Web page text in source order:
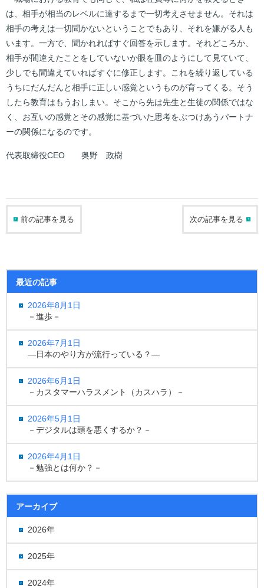
は、相手が相当のレベルに達するまで一切考えさせません。それは
相手の考えは一切聞かないということでもあり、それを嫌がる人も
います。一方で、聞かれればすぐ回答を示します。それどころか、
相手が間違えたことをしていないか眼を皿のようにして見ていて、
少しでも間違えていればすぐに修正します。これを繰り返している
うちにだんだんと相手に正しい感覚というものが育ってくる。そう
したら教育はもうおしまい。そこから先は先生と生徒の関係ではな
く、お互いの感覚とその感覚に基づいた思考をぶつけあうパートナ
ーの関係になるのです。
代表取締役CEO 奥野 政樹
前の記事を見る 次の記事を見る
最近の記事
2026年8月1日
－進歩－
2026年7月1日
―日本のやり方が流行っている？―
2026年6月1日
－カスタマーハラスメント（カスハラ）－
2026年5月1日
－デジタルは頭を悪くするか？－
2026年4月1日
－勉強とは何か？－
アーカイブ
2026年
2025年
2024年